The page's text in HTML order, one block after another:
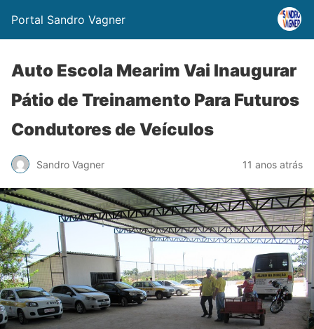
Portal Sandro Vagner
Auto Escola Mearim Vai Inaugurar
Pátio de Treinamento Para Futuros
Condutores de Veículos
Sandro Vagner 11 anos atrás